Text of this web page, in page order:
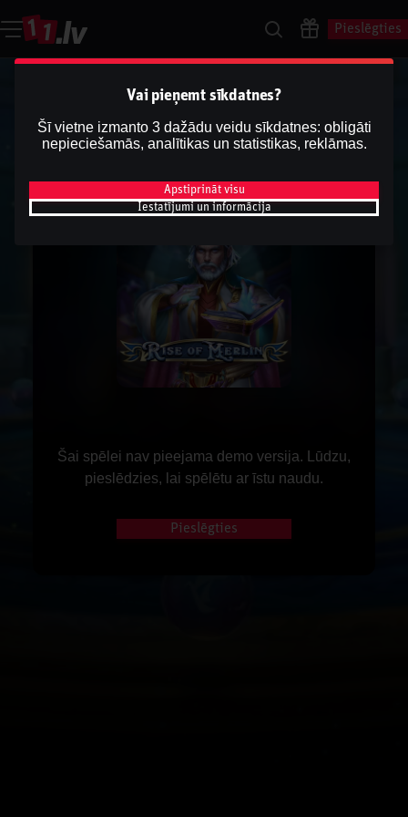
Pieslēgties
Šai spēlei nav pieejama demo versija. Lūdzu,
pieslēdzies, lai spēlētu ar īstu naudu.
Pieslēgties
Vai pieņemt sīkdatnes?
Šī vietne izmanto 3 dažādu veidu sīkdatnes: obligāti
nepieciešamās, analītikas un statistikas, reklāmas.
Apstiprināt visu
Iestatījumi un informācija